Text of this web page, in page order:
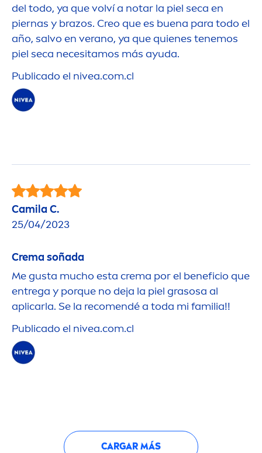
del todo, ya que volví a notar la piel seca en
piernas y brazos. Creo que es buena para todo el
año, salvo en verano, ya que quienes tenemos
piel seca necesitamos más ayuda.
Publicado el nivea.com.cl
Camila C.
25/04/2023
Crema soñada
Me gusta mucho esta crema por el beneficio que
entrega y porque no deja la piel grasosa al
aplicarla. Se la recomendé a toda mi familia!!
Publicado el nivea.com.cl
CARGAR MÁS